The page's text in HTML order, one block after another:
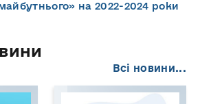
на 2022-2024 роки
Всі новини...